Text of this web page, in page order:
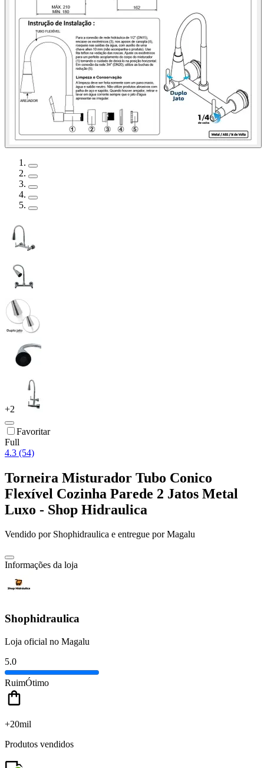
+2
Favoritar
Full
4.3 (54)
Torneira Misturador Tubo Conico
Flexível Cozinha Parede 2 Jatos Metal
Luxo - Shop Hidraulica
Vendido por Shophidraulica e entregue por Magalu
Informações da loja
Shophidraulica
Loja oficial no Magalu
5.0
RuimÓtimo
+20mil
Produtos vendidos